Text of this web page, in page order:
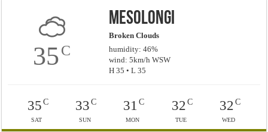
35C
Mesolongi
Broken Clouds
humidity: 46%
wind: 5km/h WSW
H 35 • L 35
35C
SAT
33C
SUN
31 C
MON
32C
TUE
32C
WED